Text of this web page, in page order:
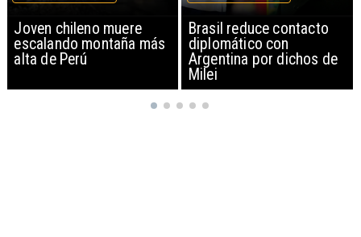
Brasil reduce contacto
diplomático con
Argentina por dichos de
China restringe
exportación de drones a
EEUU y sanciona
empresas